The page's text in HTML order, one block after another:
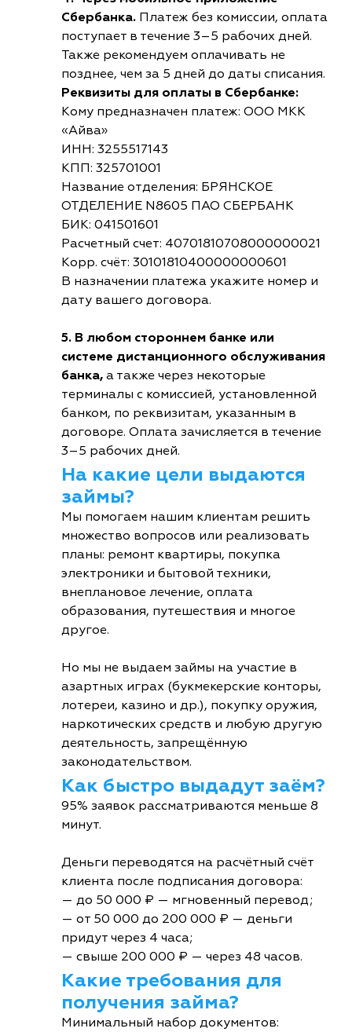
Сбербанка. Платеж без комиссии, оплата
поступает в течение 3–5 рабочих дней.
Также рекомендуем оплачивать не
позднее, чем за 5 дней до даты списания.
Реквизиты для оплаты в Сбербанке:
Кому предназначен платеж: ООО МКК
«Айва»
ИНН: 3255517143
КПП: 325701001
Название отделения: БРЯНСКОЕ
ОТДЕЛЕНИЕ N8605 ПАО СБЕРБАНК
БИК: 041501601
Расчетный счет: 40701810708000000021
Корр. счёт: 30101810400000000601
В назначении платежа укажите номер и
дату вашего договора.
5. В любом стороннем банке или
системе дистанционного обслуживания
банка, а также через некоторые
терминалы с комиссией, установленной
банком, по реквизитам, указанным в
договоре. Оплата зачисляется в течение
3–5 рабочих дней.
На какие цели выдаются
займы?
Мы помогаем нашим клиентам решить
множество вопросов или реализовать
планы: ремонт квартиры, покупка
электроники и бытовой техники,
внеплановое лечение, оплата
образования, путешествия и многое
другое.
Но мы не выдаем займы на участие в
азартных играх (букмекерские конторы,
лотереи, казино и др.), покупку оружия,
наркотических средств и любую другую
деятельность, запрещённую
законодательством.
Как быстро выдадут заём?
95% заявок рассматриваются меньше 8
минут.
Деньги переводятся на расчётный счёт
клиента после подписания договора:
— до 50 000 ₽ — мгновенный перевод;
— от 50 000 до 200 000 ₽ — деньги
придут через 4 часа;
— свыше 200 000 ₽ — через 48 часов.
Какие требования для
получения займа?
Минимальный набор документов: